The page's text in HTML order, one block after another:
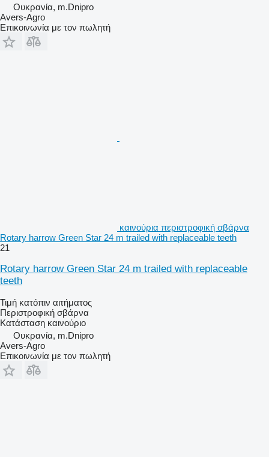
Ουκρανία, m.Dnipro
Avers-Agro
Επικοινωνία με τον πωλητή
καινούρια περιστροφική σβάρνα
Rotary harrow Green Star 24 m trailed with replaceable teeth
21
Rotary harrow Green Star 24 m trailed with replaceable
teeth
Τιμή κατόπιν αιτήματος
Περιστροφική σβάρνα
Κατάσταση καινούριο
Ουκρανία, m.Dnipro
Avers-Agro
Επικοινωνία με τον πωλητή